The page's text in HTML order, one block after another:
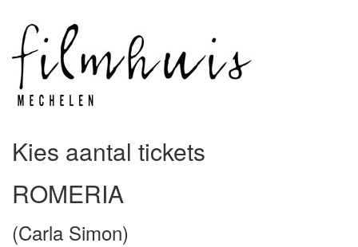
Kies aantal tickets
ROMERIA
(Carla Simon)